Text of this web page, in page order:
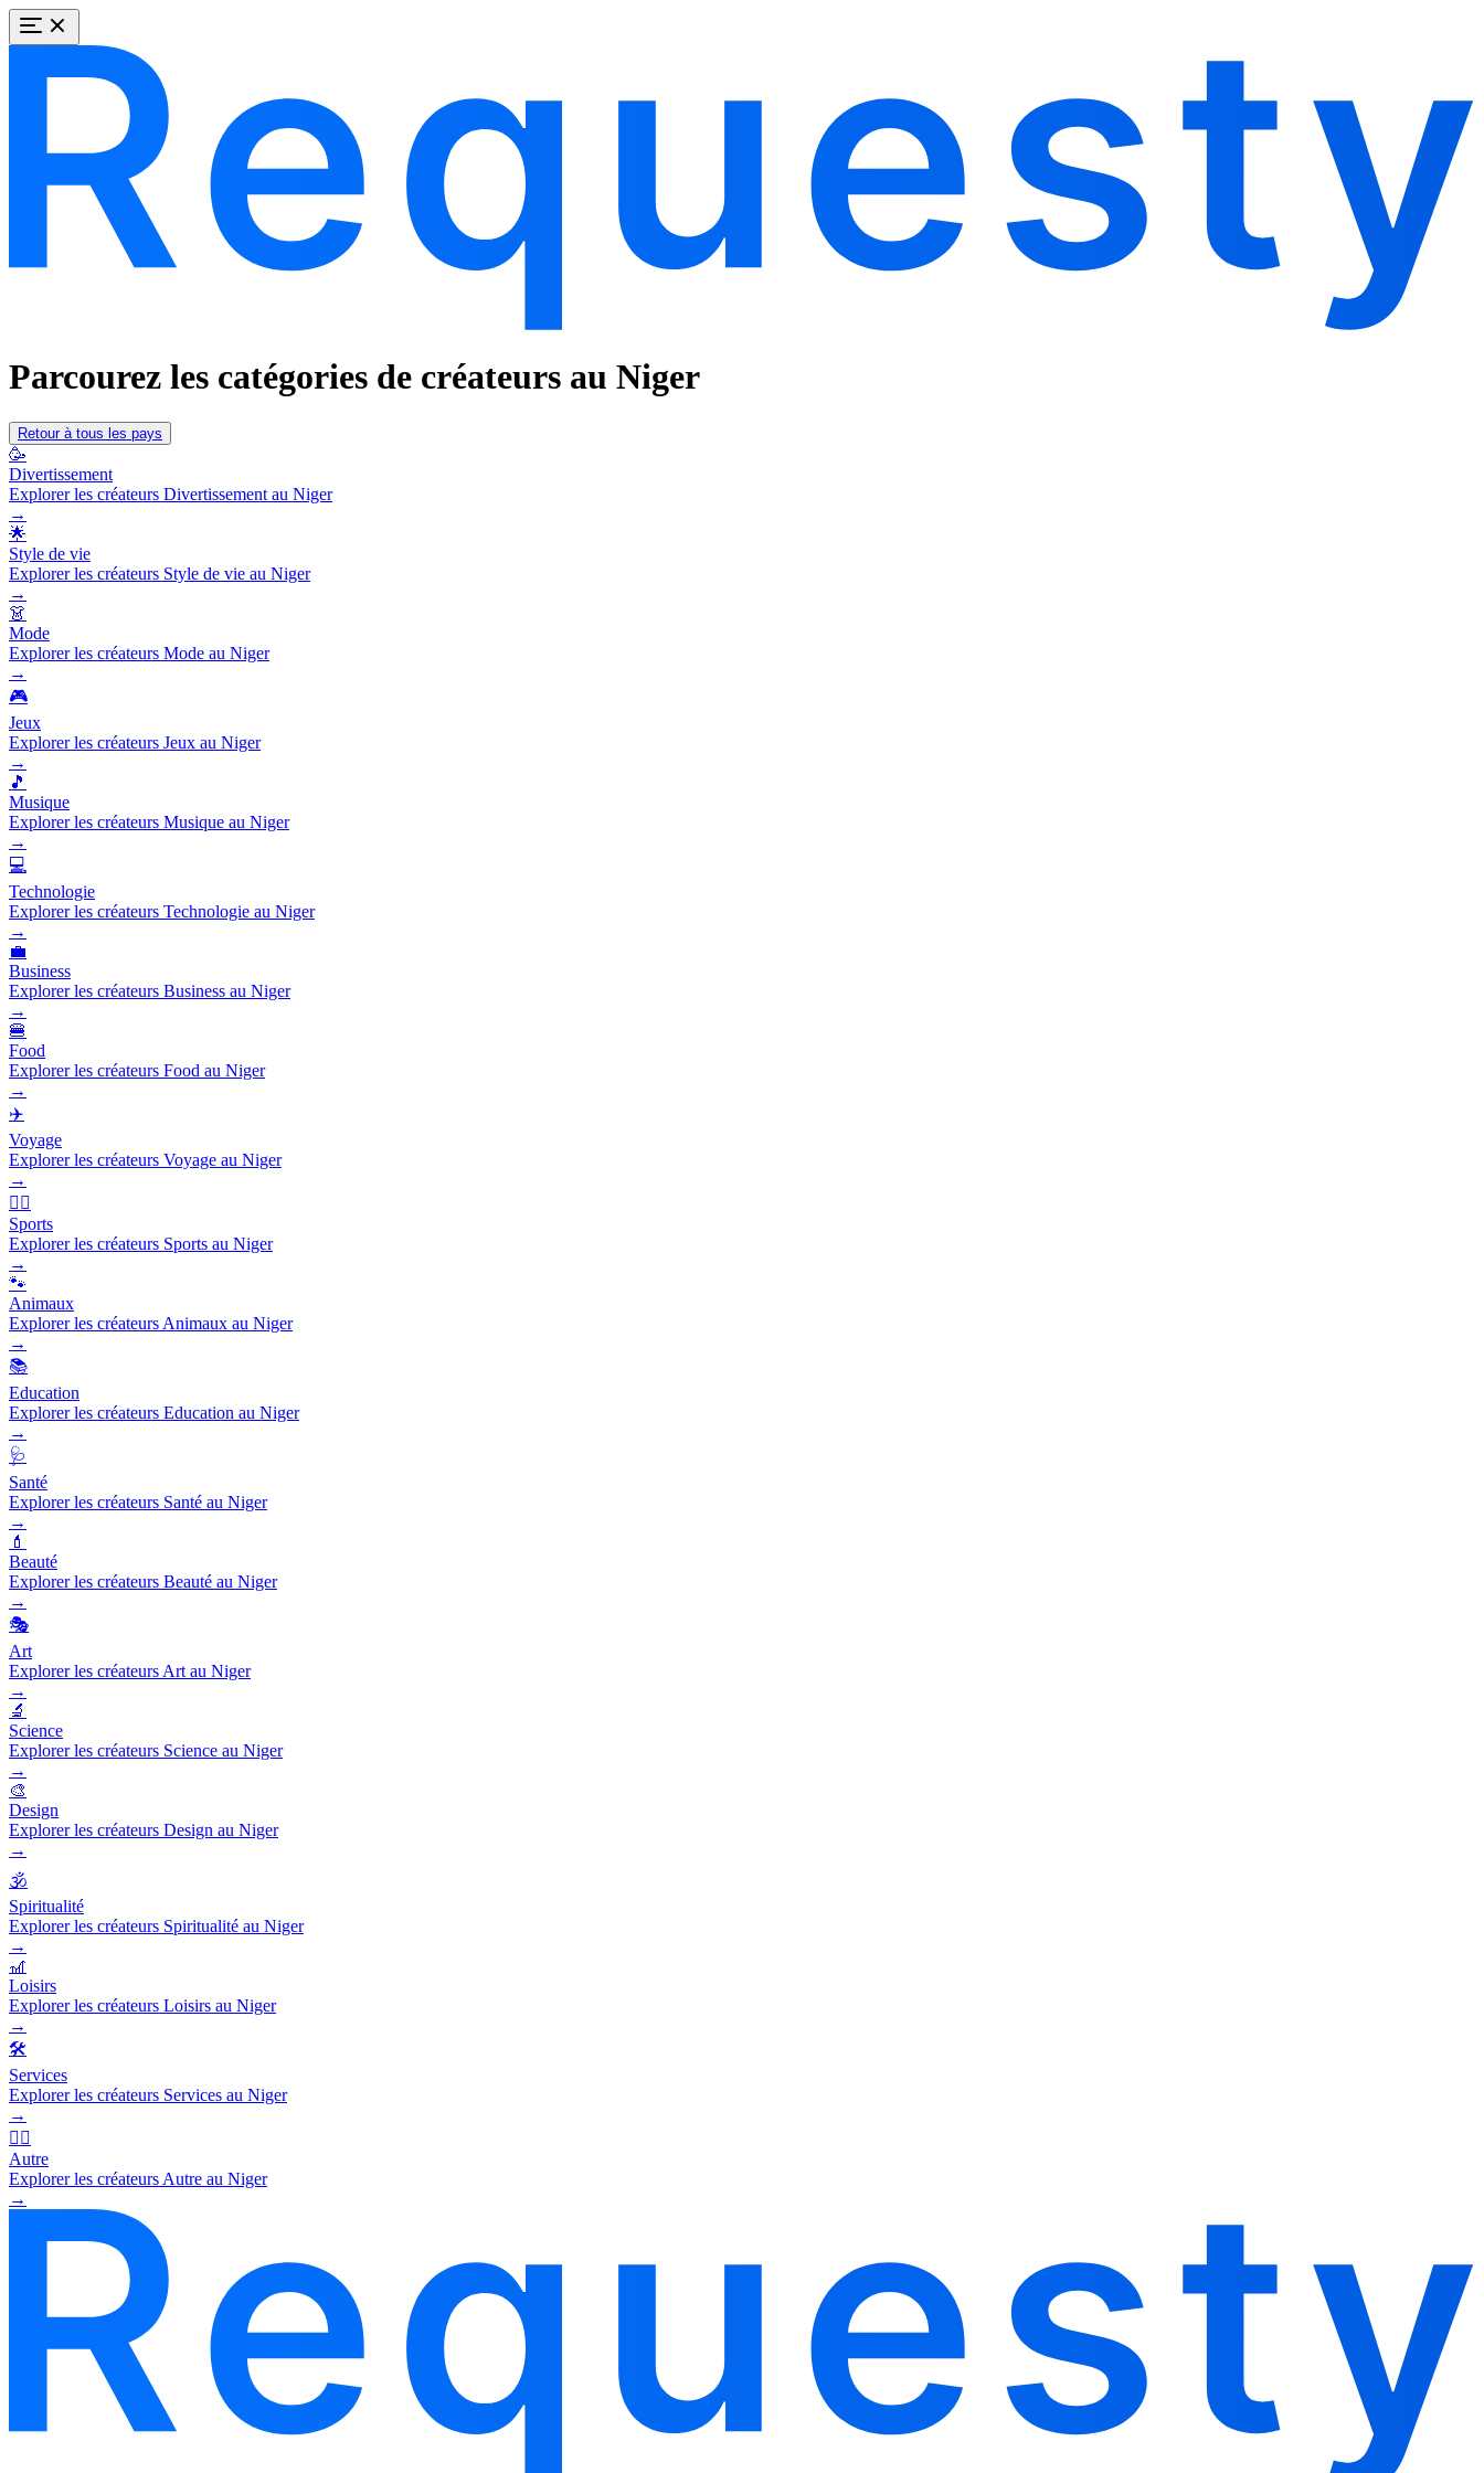
Parcourez les catégories de créateurs au Niger
Retour à tous les pays
🥳
Divertissement
Explorer les créateurs Divertissement au Niger
→
🌟
Style de vie
Explorer les créateurs Style de vie au Niger
→
👗
Mode
Explorer les créateurs Mode au Niger
→
🎮
Jeux
Explorer les créateurs Jeux au Niger
→
🎵
Musique
Explorer les créateurs Musique au Niger
→
💻
Technologie
Explorer les créateurs Technologie au Niger
→
💼
Business
Explorer les créateurs Business au Niger
→
🍔
Food
Explorer les créateurs Food au Niger
→
✈️
Voyage
Explorer les créateurs Voyage au Niger
→
🏃‍♂️
Sports
Explorer les créateurs Sports au Niger
→
🐾
Animaux
Explorer les créateurs Animaux au Niger
→
📚
Education
Explorer les créateurs Education au Niger
→
🩺
Santé
Explorer les créateurs Santé au Niger
→
💄
Beauté
Explorer les créateurs Beauté au Niger
→
🎭
Art
Explorer les créateurs Art au Niger
→
🔬
Science
Explorer les créateurs Science au Niger
→
🎨
Design
Explorer les créateurs Design au Niger
→
🕉️
Spiritualité
Explorer les créateurs Spiritualité au Niger
→
🎢
Loisirs
Explorer les créateurs Loisirs au Niger
→
🛠️
Services
Explorer les créateurs Services au Niger
→
🧜‍♂️
Autre
Explorer les créateurs Autre au Niger
→